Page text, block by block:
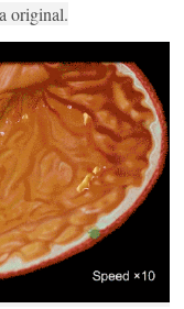
original.